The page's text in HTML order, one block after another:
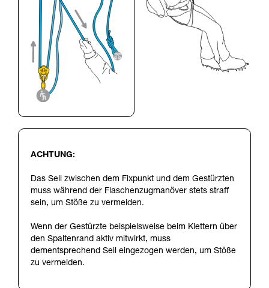
ACHTUNG:
Das Seil zwischen dem Fixpunkt und dem Gestürzten
muss während der Flaschenzugmanöver stets straff
sein, um Stöße zu vermeiden.
Wenn der Gestürzte beispielsweise beim Klettern über
den Spaltenrand aktiv mitwirkt, muss
dementsprechend Seil eingezogen werden, um Stöße
zu vermeiden.